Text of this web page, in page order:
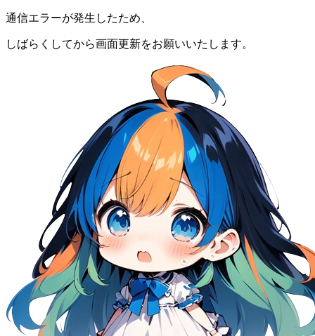
通信エラーが発生したため、
しばらくしてから画面更新をお願いいたします。